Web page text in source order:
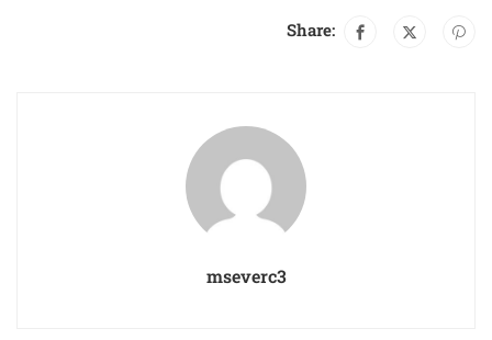
Share:
mseverc3